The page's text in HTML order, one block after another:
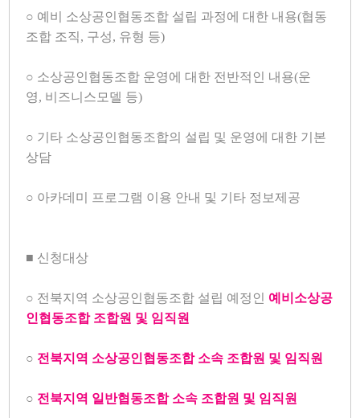
○ 예비 소상공인협동조합 설립 과정에 대한 내용(협동
조합 조직, 구성, 유형 등)
○ 소상공인협동조합 운영에 대한 전반적인 내용(운
영, 비즈니스모델 등)
○ 기타 소상공인협동조합의 설립 및 운영에 대한 기본
상담
○ 아카데미 프로그램 이용 안내 및 기타 정보제공
■ 신청대상
○ 전북지역 소상공인협동조합 설립 예정인 예비소상공
인협동조합조합원 및 임직원
○ 전북지역 소상공인협동조합 소속 조합원 및 임직원
○ 전북지역 일반협동조합 소속 조합원 및 임직원